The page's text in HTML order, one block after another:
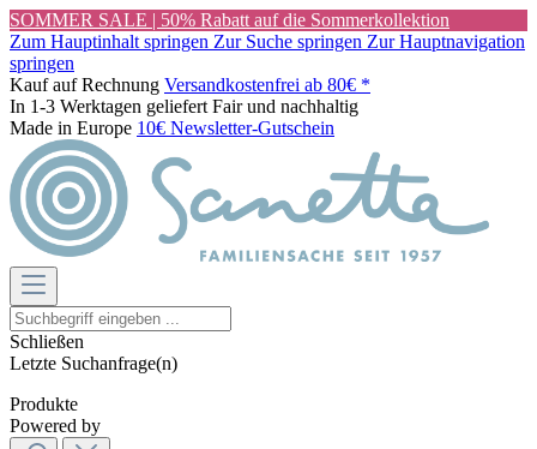
SOMMER SALE | 50% Rabatt auf die Sommerkollektion
Zum Hauptinhalt springen Zur Suche springen Zur Hauptnavigation
springen
Kauf auf Rechnung Versandkostenfrei ab 80€ *
In 1-3 Werktagen geliefert Fair und nachhaltig
Made in Europe 10€ Newsletter-Gutschein
Schließen
Letzte Suchanfrage(n)
Produkte
Powered by